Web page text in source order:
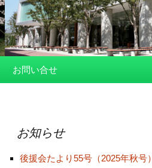
お問い合せ
お知らせ
後援会たより55号（2025年秋号）